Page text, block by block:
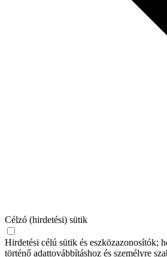
Célzó (hirdetési) sütik
Hirdetési célú sütik és eszközazonosítók;
történő adattovábbításhoz és személyre